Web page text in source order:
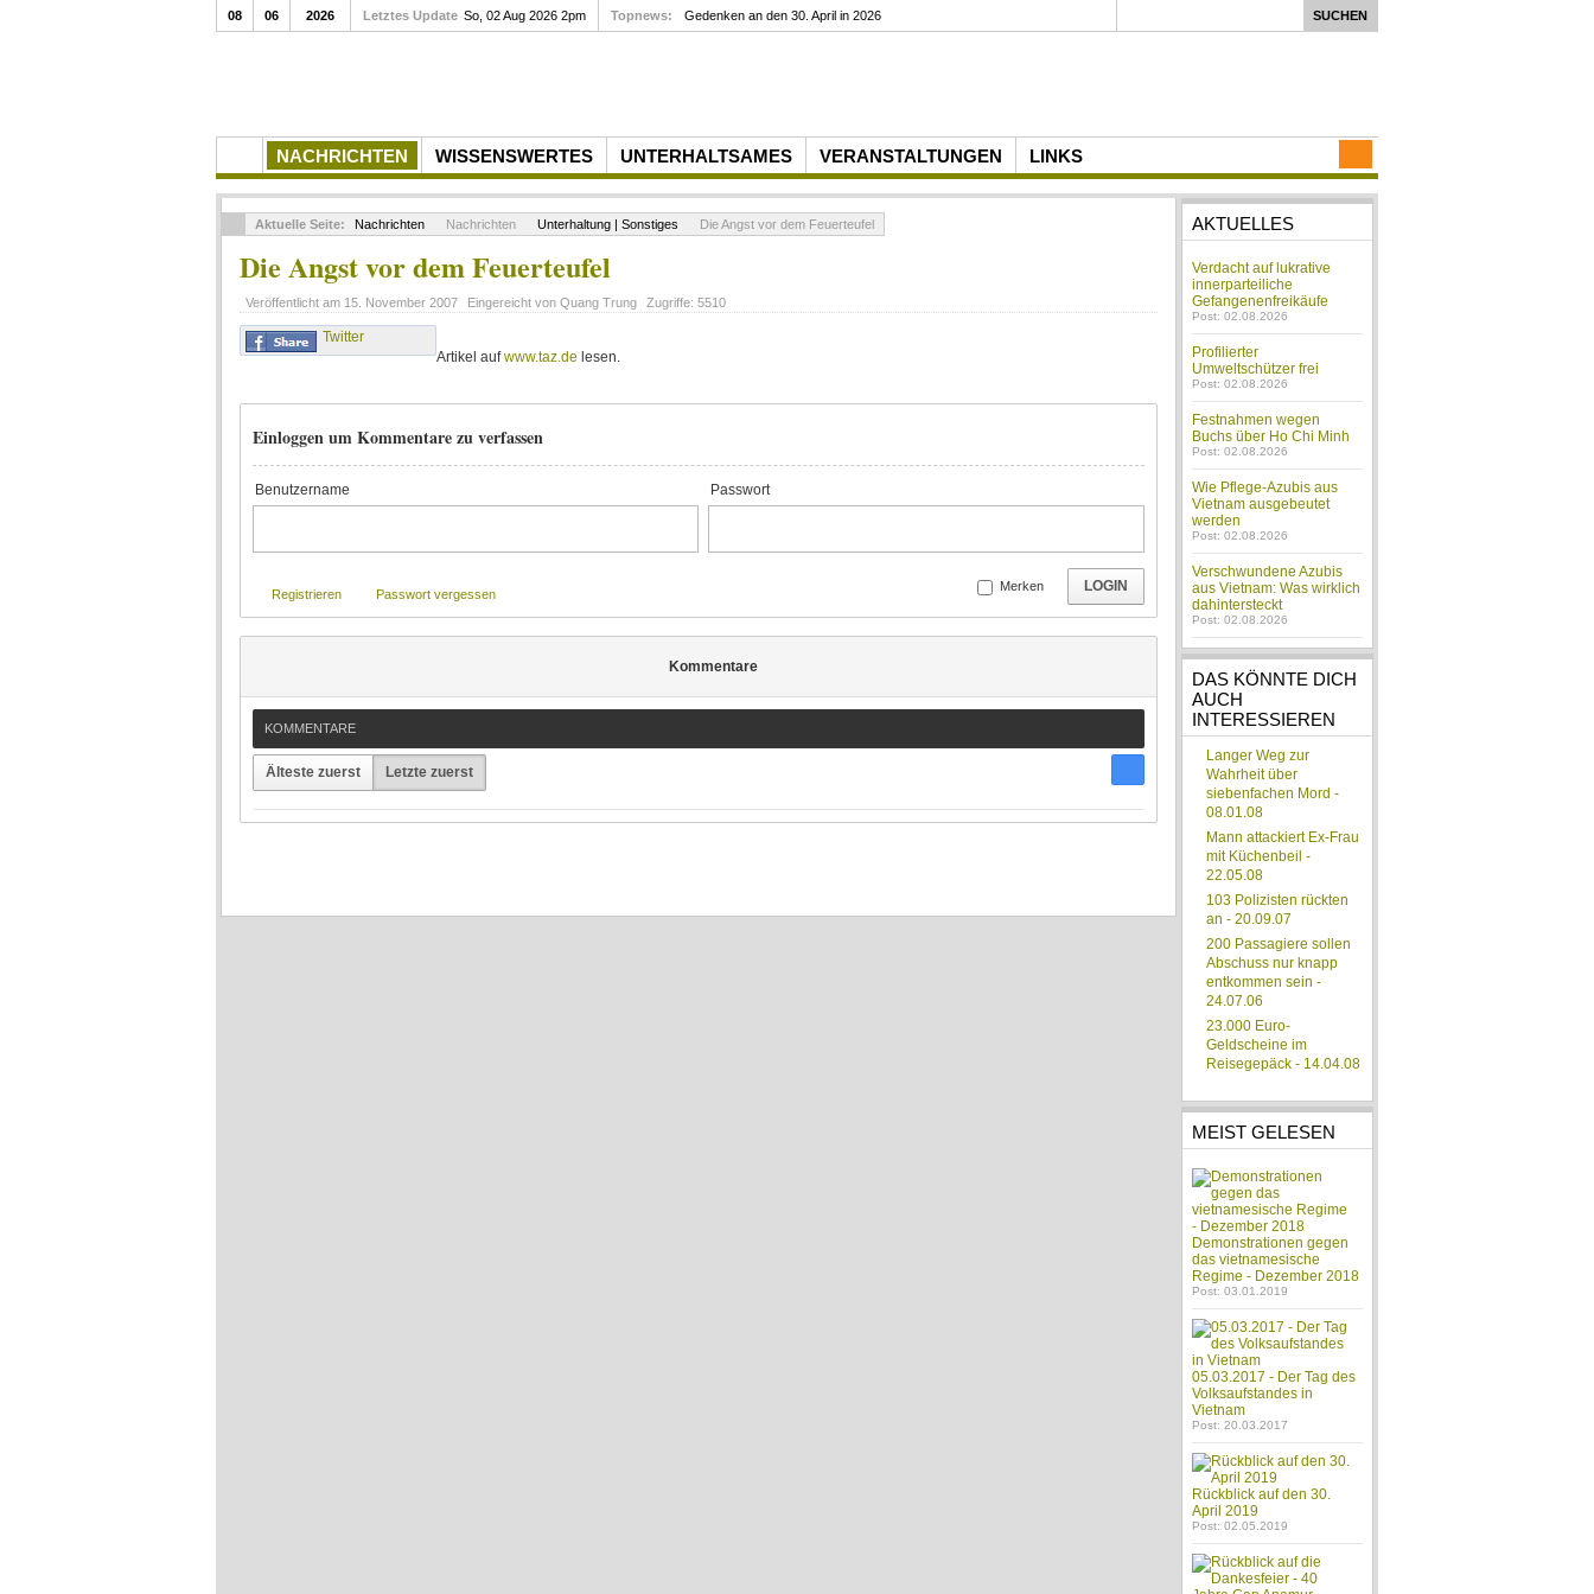
NACHRICHTEN WISSENSWERTES UNTERHALTSAMES VERANSTALTUNGEN LINKS
08 06 2026 Letztes Update So, 02 Aug 2026 2pm Topnews: Gedenken an den 30. April in 2026
Aktuelle Seite: Nachrichten Nachrichten Unterhaltung | Sonstiges Die Angst vor dem Feuerteufel
Die Angst vor dem Feuerteufel
Veröffentlicht am 15. November 2007 Eingereicht von Quang Trung Zugriffe: 5510
Twitter
Artikel aufwww.taz.de lesen.
Einloggen um Kommentare zu verfassen
Benutzername Passwort
LOGIN
Merken
Registrieren Passwort vergessen
Kommentare
KOMMENTARE
Älteste zuerst Letzte zuerst
AKTUELLES
Verdacht auf lukrative
innerparteiliche
Gefangenenfreikäufe
Post: 02.08.2026
Profilierter
Umweltschützer frei
Post: 02.08.2026
Festnahmen wegen
Buchs über Ho Chi Minh
Post: 02.08.2026
Wie Pflege-Azubis aus
Vietnam ausgebeutet
werden
Post: 02.08.2026
Verschwundene Azubis
aus Vietnam: Was wirklich
dahintersteckt
Post: 02.08.2026
DAS KÖNNTE DICH
AUCH
INTERESSIEREN
Langer Weg zur
Wahrheit über
siebenfachen Mord -
08.01.08
Mann attackiert Ex-Frau
mit Küchenbeil -
22.05.08
103 Polizisten rückten
an - 20.09.07
200 Passagiere sollen
Abschuss nur knapp
entkommen sein -
24.07.06
23.000 Euro-
Geldscheine im
Reisegepäck - 14.04.08
MEIST GELESEN
Demonstrationen gegen
das vietnamesische
Regime - Dezember 2018
Post: 03.01.2019
05.03.2017 - Der Tag des
Volksaufstandes in
Vietnam
Post: 20.03.2017
Rückblick auf den 30.
April 2019
Post: 02.05.2019